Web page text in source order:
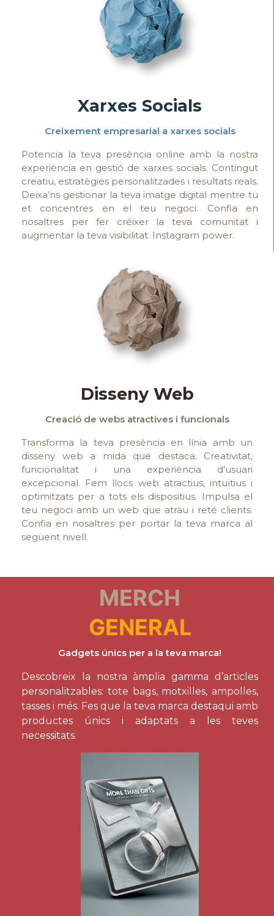
Xarxes Socials
Creixement empresarial a xarxes socials
Potencia la teva presència online amb la nostra
experiència en gestió de xarxes socials. Contingut
creatiu, estratègies personalitzades i resultats reals.
Deixa’ns gestionar la teva imatge digital mentre tu
et concentres en el teu negoci. Confia en
nosaltres per fer créixer la teva comunitat i
augmentar la teva visibilitat. Instagram power.
Disseny Web
Creació de webs atractives i funcionals
Transforma la teva presència en línia amb un
disseny web a mida que destaca. Creativitat,
funcionalitat i una experiència d’usuari
excepcional. Fem llocs web atractius, intuïtius i
optimitzats per a tots els dispositius. Impulsa el
teu negoci amb un web que atrau i reté clients.
Confia en nosaltres per portar la teva marca al
següent nivell.
MERCH
GENERAL
Gadgets únics per a la teva marca!
Descobreix la nostra àmplia gamma d’articles
personalitzables: tote bags, motxilles, ampolles,
tasses i més. Fes que la teva marca destaqui amb
productes únics i adaptats a les teves
necessitats.